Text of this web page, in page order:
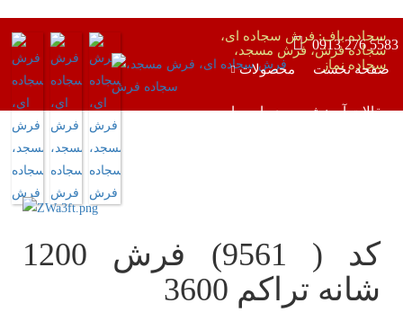
سجاده باف: فرش سجاده ای،
سجاده فرش، فرش مسجد،
سجاده نماز
صفحه نخست محصولات
مقالات آموزشی درباره ما
0913 276 5583
کد ( 9561) فرش 1200
شانه تراکم 3600